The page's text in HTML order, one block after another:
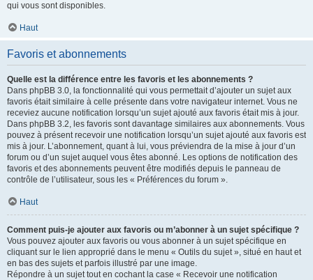
qui vous sont disponibles.
Haut
Favoris et abonnements
Quelle est la différence entre les favoris et les abonnements ?
Dans phpBB 3.0, la fonctionnalité qui vous permettait d’ajouter un sujet aux
favoris était similaire à celle présente dans votre navigateur internet. Vous ne
receviez aucune notification lorsqu’un sujet ajouté aux favoris était mis à jour.
Dans phpBB 3.2, les favoris sont davantage similaires aux abonnements. Vous
pouvez à présent recevoir une notification lorsqu’un sujet ajouté aux favoris est
mis à jour. L’abonnement, quant à lui, vous préviendra de la mise à jour d’un
forum ou d’un sujet auquel vous êtes abonné. Les options de notification des
favoris et des abonnements peuvent être modifiés depuis le panneau de
contrôle de l’utilisateur, sous les « Préférences du forum ».
Haut
Comment puis-je ajouter aux favoris ou m’abonner à un sujet spécifique ?
Vous pouvez ajouter aux favoris ou vous abonner à un sujet spécifique en
cliquant sur le lien approprié dans le menu « Outils du sujet », situé en haut et
en bas des sujets et parfois illustré par une image.
Répondre à un sujet tout en cochant la case « Recevoir une notification